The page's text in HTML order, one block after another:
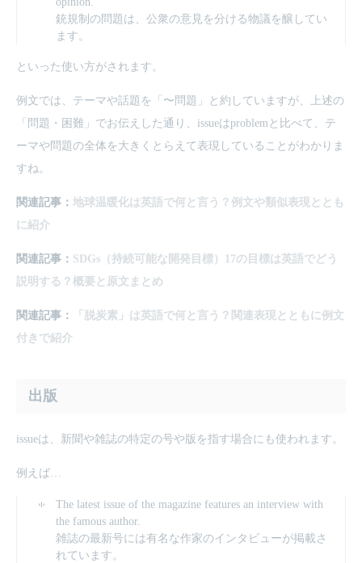
銃規制の問題は、公衆の意見を分ける物議を醸してい
ます。
といった使い方がされます。
例文では、テーマや話題を「〜問題」と約していますが、上述の
「問題・困難」でお伝えした通り、issueはproblemと比べて、テ
ーマや問題の全体を大きくとらえて表現していることがわかりま
すね。
関連記事： 地球温暖化は英語で何と言う？例文や類似表現ととも
に紹介
関連記事： SDGs（持続可能な開発目標）17の目標は英語でどう
説明する？概要と原文まとめ
関連記事：
「脱炭素」は英語で何と言う？関連表現とともに例文
付きで紹介
出版
issueは、新聞や雑誌の特定の号や版を指す場合にも使われます。
例えば…
The latest issue of the magazine features an interview with
the famous author.
雑誌の最新号には有名な作家のインタビューが掲載さ
れています。